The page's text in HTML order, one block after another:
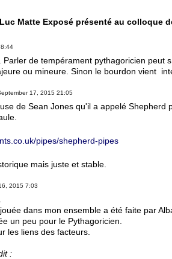
Matte Exposé présenté au colloque
Parler de tempérament pythagoricien
ou mineure. Sinon le bourdon vient
17, 2015 21:05
de Sean Jones qu'il a appelé
pipes/shepherd-pipes
mais juste et stable.
2015 7:03
dans mon ensemble a été faite par
un peu pour le Pythagoricien.
les liens des facteurs.
: